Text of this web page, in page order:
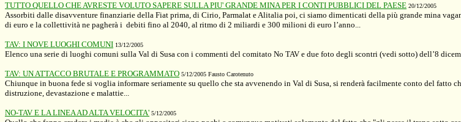
TUTTO QUELLO CHE AVRESTE VOLUTO SAPERE SULLA PIU' GRANDE MINA PER I CONTI PUBBLICI DEL PAESE 20/12/2005
Assorbiti dalle disavventure finanziarie della Fiat prima, di Cirio, Parmalat e Alitalia poi, ci siamo dimenticati della più grande mina
di euro e la collettività ne pagherà i debiti fino al 2040, al ritmo di 2 miliardi e 300 milioni di euro l’anno...
TAV: I NOVE LUOGHI COMUNI 13/12/2005
Elenco una serie di luoghi comuni sulla Val di Susa con i commenti del comitato No TAV e due foto degli scontri (vedi sotto) dell’8
TAV: UN ATTACCO BRUTALE E PROGRAMMATO 5/12/2005 Fausto Carotenuto
Chiunque in buona fede si voglia informare seriamente su quello che sta avvenendo in Val di Susa, si renderà facilmente conto del fatto
distruzione, devastazione e malattie...
NO-TAV E LA LINEA AD ALTA VELOCITA' 5/12/2005